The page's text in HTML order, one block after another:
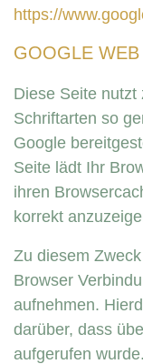
https://
GOOGLE
Diese Seite nutzt
Schriftarten so
Google
Seite lädt Ihr
ihren
korrekt
Zu diesem
Browser
aufnehmen.
darüber, dass
aufgerufen